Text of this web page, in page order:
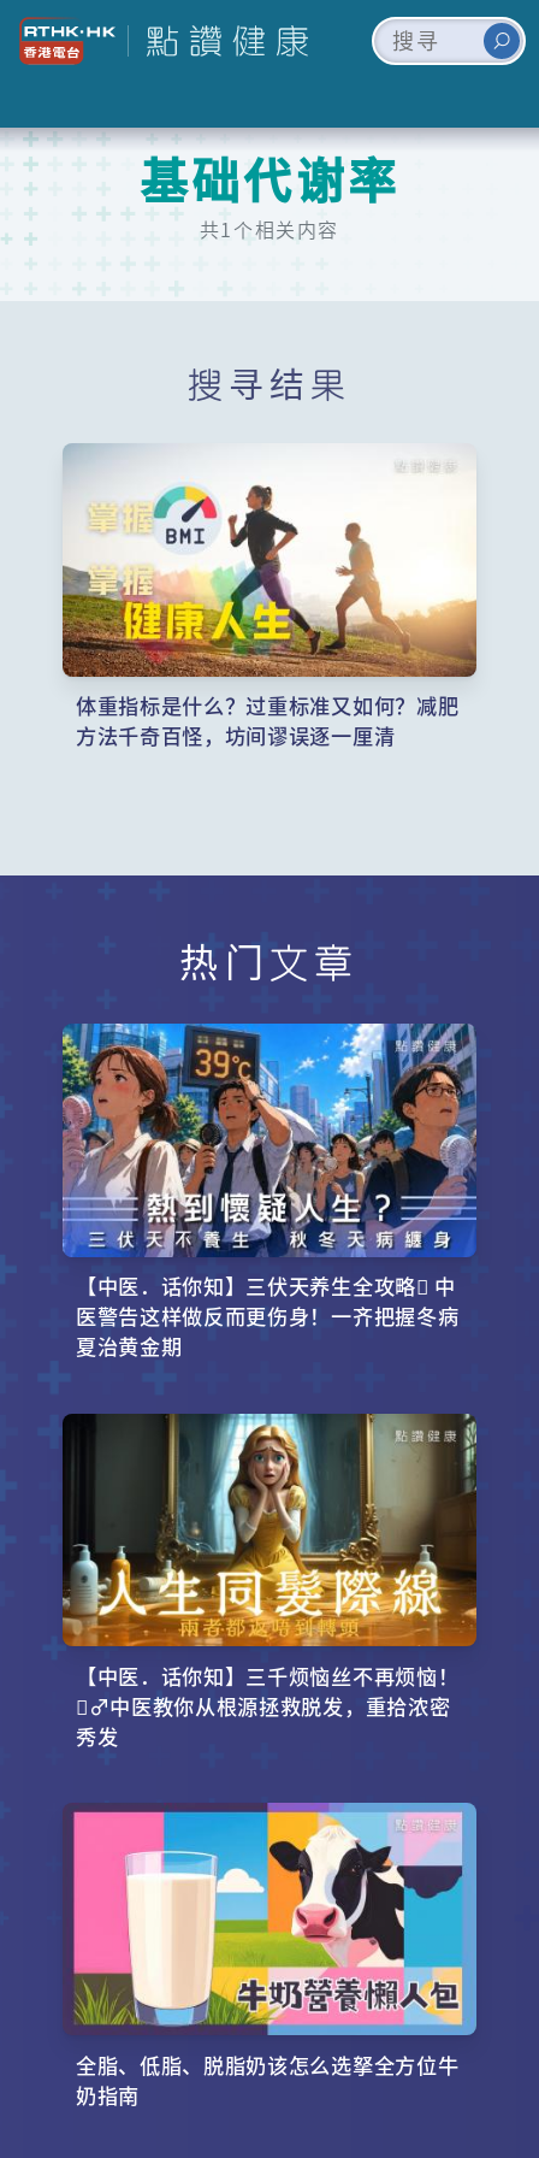
基础代谢率
共1个相关内容
搜寻结果
体重指标是什么？过重标准又如何？减肥
方法千奇百怪，坊间谬误逐一厘清
热门文章
【中医．话你知】三伏天养生全攻略 中
医警告这样做反而更伤身！一齐把握冬病
夏治黄金期
【中医．话你知】三千烦恼丝不再烦恼！
‍♂️中医教你从根源拯救脱发，重拾浓密
秀发
全脂、低脂、脱脂奶该怎么选拏全方位牛
奶指南